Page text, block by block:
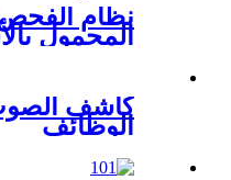
نظام الفحص
المحمول
كاشف الصوت
الوظائف